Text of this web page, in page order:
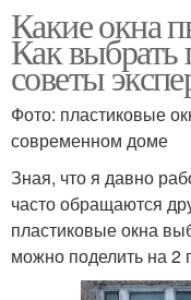
Какие окна
Как выбрать
советы
Фото: пластиковые
современном доме
Зная, что я давно
часто обращаются
пластиковые окна
можно поделить на 2